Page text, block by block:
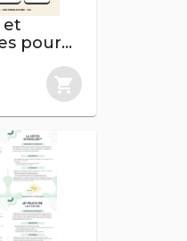
et
pour
shopping_cart